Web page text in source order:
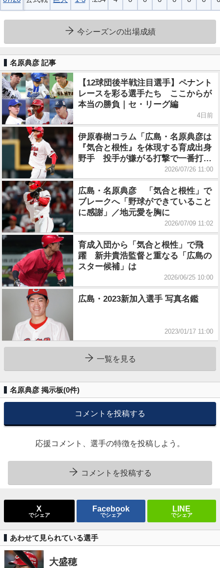
今シーズンの出場成績
名原典彦 記事
【12球団後半戦注目選手】ペナント
レースを彩る選手たち ここからが
本当の勝負｜セ・リーグ編
4日前
伊原春樹コラム「広島・名原典彦は
『気合と根性』を体現する育成出身
野手 投手が嫌がる打撃で一番打者
2026/07/26 11:00
広島・名原典彦 「気合と根性」で
ブレークへ「野球ができていること
に感謝」／地元愛を胸に
2026/07/09 11:02
育成入団から「気合と根性」で飛
躍 新井貴浩監督と重なる「広島の
スター候補」は
2026/06/25 10:00
広島・2023新加入選手 写真名鑑
2023/01/17 11:00
一覧を見る
名原典彦 掲示板(0件)
コメントを投稿する
応援コメント、選手の特徴を投稿しよう。
コメントを投稿する
X
でシェア
Facebook
でシェア
LINE
でシェア
あわせて見られている選手
大盛穂